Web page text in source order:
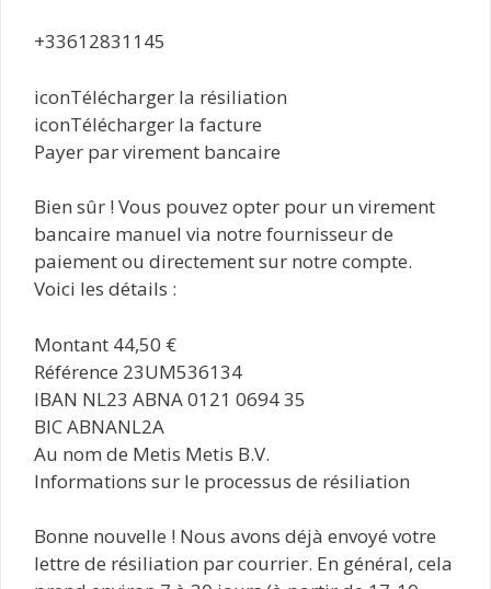
+33612831145
iconTélécharger la résiliation
iconTélécharger la facture
Payer par virement bancaire
Bien sûr ! Vous pouvez opter pour un virement
bancaire manuel via notre fournisseur de
paiement ou directement sur notre compte.
Voici les détails :
Montant 44,50 €
Référence 23UM536134
IBAN NL23 ABNA 0121 0694 35
BIC ABNANL2A
Au nom de Metis Metis B.V.
Informations sur le processus de résiliation
Bonne nouvelle ! Nous avons déjà envoyé votre
lettre de résiliation par courrier. En général, cela